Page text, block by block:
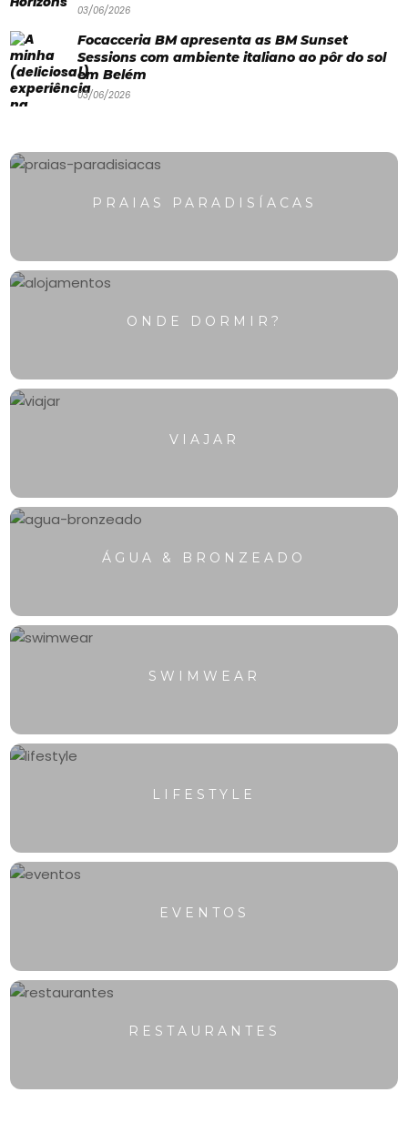
&
somos
connosco!
03/06/2026
Focacceria BM apresenta as BM Sunset
Sessions com ambiente italiano ao pôr do sol
em Belém
03/06/2026
PRAIAS PARADISÍACAS
ONDE DORMIR?
VIAJAR
ÁGUA & BRONZEADO
SWIMWEAR
LIFESTYLE
EVENTOS
RESTAURANTES